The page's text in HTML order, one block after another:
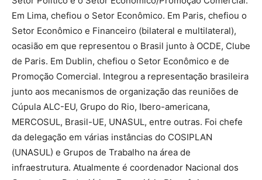
Em Lima, chefiou o Setor Econômico. Em Paris, chefiou o
Setor Econômico e Financeiro (bilateral e multilateral),
ocasião em que representou o Brasil junto à OCDE, Clube
de Paris. Em Dublin, chefiou o Setor Econômico e de
Promoção Comercial. Integrou a representação brasileira
junto aos mecanismos de organização das reuniões de
Cúpula ALC-EU, Grupo do Rio, Ibero-americana,
MERCOSUL, Brasil-UE, UNASUL, entre outras. Foi chefe
da delegação em várias instâncias do COSIPLAN
(UNASUL) e Grupos de Trabalho na área de
infraestrutura. Atualmente é coordenador Nacional dos